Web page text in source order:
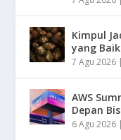
Kimpul
yang
7 Agu 2026 |
AWS
Depan
6 Agu 2026 |